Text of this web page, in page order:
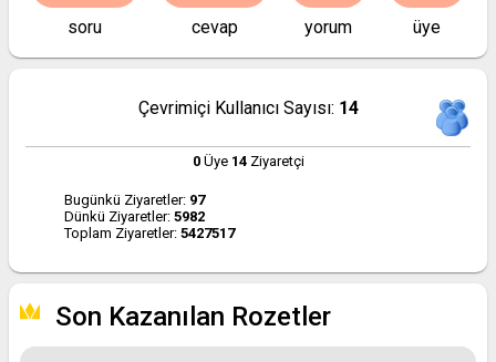
soru cevap yorum üye
Çevrimiçi Kullanıcı Sayısı: 14
0Üye 14Ziyaretçi
Bugünkü Ziyaretler: 97
Dünkü Ziyaretler: 5982
Toplam Ziyaretler: 5427517
Son Kazanılan Rozetler